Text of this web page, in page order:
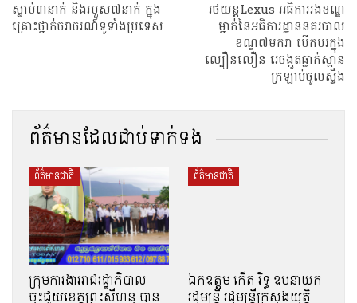
ស្លាប់៣នាក់ និងរបួស៧នាក់ ក្នុង
គ្រោះថ្នាក់ចរាចរណ៍ទូទាំងប្រទេស
រថយន្តLexus អធិការរងខណ្ឌ
ម្នាក់នៃអធិការដ្ឋាននគរបាល
ខណ្ឌ៧មករា បើកបរក្នុង
ល្បឿនលឿន រេចង្កូតធ្លាក់ស្ពាន
ក្រឡាប់ចូលស្ទឹង
ព័ត៌មានដែលជាប់ទាក់ទង
ព័ត៌មានជាតិ
ក្រុមការងាររាជរដ្ឋាភិបាល
ចុះជួយខេត្តព្រះសីហនុ បាន
ព័ត៌មានជាតិ
ឯកឧត្តម កើត រិទ្ធ ឧបនាយក
រដ្ឋមន្ត្រី រដ្ឋមន្ត្រីក្រសួងយុត្តិ